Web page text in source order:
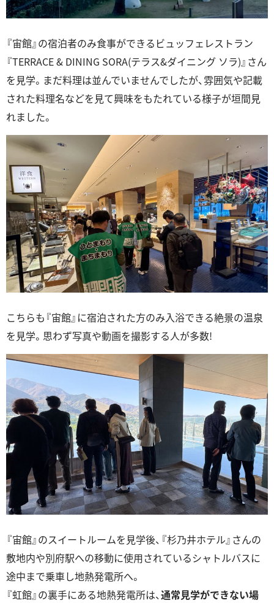
『宙館』の宿泊者のみ食事ができるビュッフェレストラン
『TERRACE & DINING SORA(テラス&ダイニング ソラ)』さん
を見学。まだ料理は並んでいませんでしたが、雰囲気や記載
された料理名などを見て興味をもたれている様子が垣間見
れました。
こちらも『宙館』に宿泊された方のみ入浴できる絶景の温泉
を見学。思わず写真や動画を撮影する人が多数!
『宙館』のスイートルームを見学後、『杉乃井ホテル』さんの
敷地内や別府駅への移動に使用されているシャトルバスに
途中まで乗車し地熱発電所へ。
『虹館』の裏手にある地熱発電所は、通常見学ができない場